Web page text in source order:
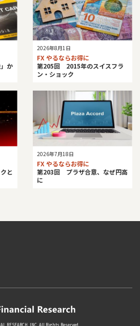
か
2026年8月1日
FX やるならお得に
第205回 2015年のスイスフラ
ン・ショック
と
2026年7月18日
FX やるならお得に
第203回 プラザ合意、なぜ円高
に